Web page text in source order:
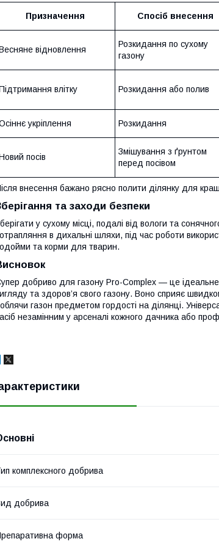
Призначення Спосіб внесення
відновлення
Розкидання по сухому
газону
влітку Розкидання або полив
укріплення Розкидання
посів
Змішування з ґрунтом
перед посівом
внесення бажано рясно полити ділянку для
та заходи безпеки
у сухому місці, подалі від вологи та
в дихальні шляхи, під час роботи
та корми для тварин.
добриво для газону Pro-Complex — це
та здоров’я свого газону. Воно сприяє
газон предметом гордості на ділянці.
незамінним у арсеналі кожного дачника або
комплексного добрива
добрива
форма